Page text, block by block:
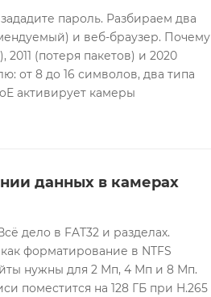
пароль. Разбираем два
и веб-браузер. Почему
(потеря пакетов) и 2020
от 8 до 16 символов, два типа
активирует камеры
данных в камерах
дело в FAT32 и разделах.
форматирование в NTFS
нужны для 2 Мп, 4 Мп и 8 Мп.
поместится на 128 ГБ при H.265